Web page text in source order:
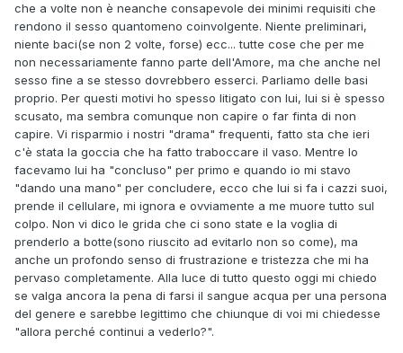
che a volte non è neanche consapevole dei minimi requisiti che
rendono il sesso quantomeno coinvolgente. Niente preliminari,
niente baci(se non 2 volte, forse) ecc... tutte cose che per me
non necessariamente fanno parte dell'Amore, ma che anche nel
sesso fine a se stesso dovrebbero esserci. Parliamo delle basi
proprio. Per questi motivi ho spesso litigato con lui, lui si è spesso
scusato, ma sembra comunque non capire o far finta di non
capire. Vi risparmio i nostri "drama" frequenti, fatto sta che ieri
c'è stata la goccia che ha fatto traboccare il vaso. Mentre lo
facevamo lui ha "concluso" per primo e quando io mi stavo
"dando una mano" per concludere, ecco che lui si fa i cazzi suoi,
prende il cellulare, mi ignora e ovviamente a me muore tutto sul
colpo. Non vi dico le grida che ci sono state e la voglia di
prenderlo a botte(sono riuscito ad evitarlo non so come), ma
anche un profondo senso di frustrazione e tristezza che mi ha
pervaso completamente. Alla luce di tutto questo oggi mi chiedo
se valga ancora la pena di farsi il sangue acqua per una persona
del genere e sarebbe legittimo che chiunque di voi mi chiedesse
"allora perché continui a vederlo?".